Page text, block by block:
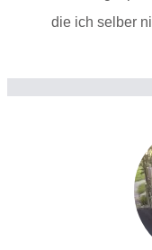
die ich selber